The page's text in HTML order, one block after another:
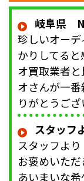
岐阜県
珍しいオー
かりしてる
オ買取業者
オさんが一
りがとうござ
スタッフ
スタッフより
お褒めいた
あいまいな